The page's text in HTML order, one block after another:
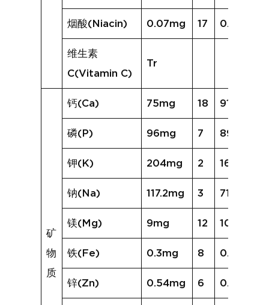
烟酸(Niacin) 0.07mg 17 0.20mg
维生素
C(Vitamin C)
Tr
矿
物
质
钙(Ca) 75mg 18 91mg
磷(P) 96mg 7 89mg
钾(K) 204mg 2 168mg
钠(Na) 117.2mg 3 71.9mg
镁(Mg) 9mg 12 10mg
铁(Fe) 0.3mg 8 0.3mg
锌(Zn) 0.54mg 6 0.53mg